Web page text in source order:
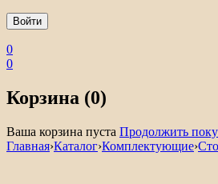
0
0
Корзина (0)
Ваша корзина пуста Продолжить
Главная›Каталог›Комплектующие›